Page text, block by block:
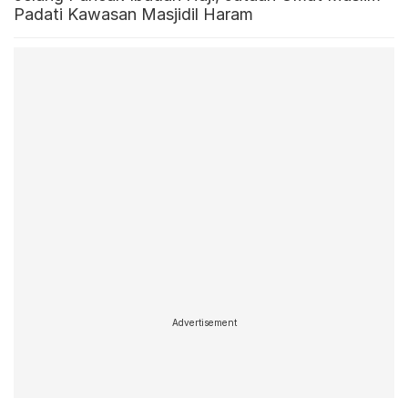
Padati Kawasan Masjidil Haram
Advertisement